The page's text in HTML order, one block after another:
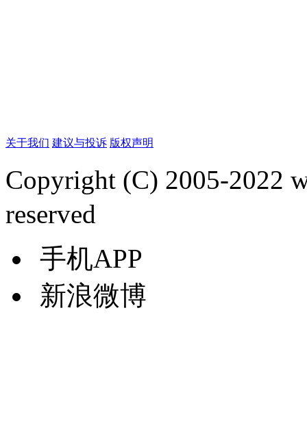
关于我们 建议与投诉 版权声明
Copyright (C) 2005-2022
reserved
手机APP
新浪微博